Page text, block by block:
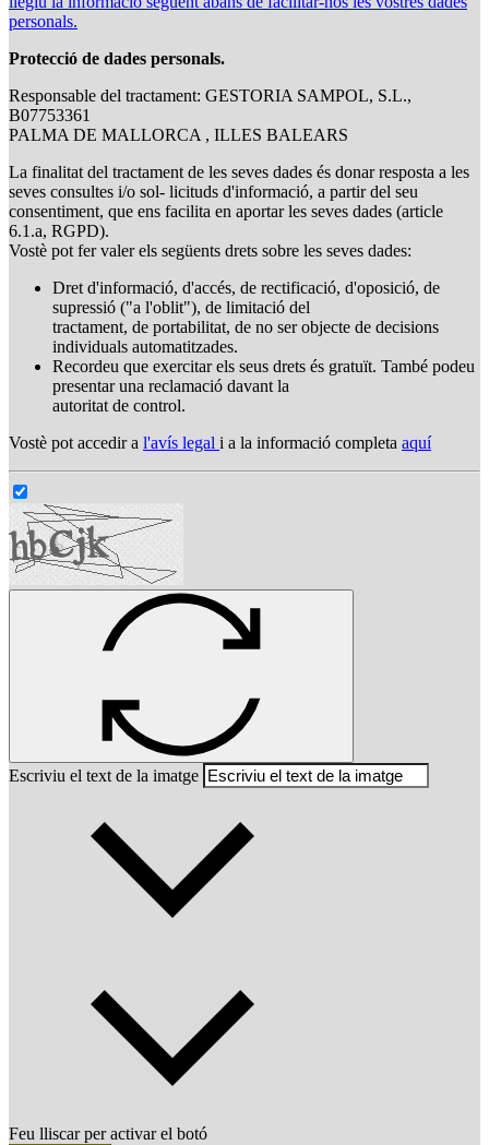
personals.
Protecció de dades personals.
Responsable del tractament: GESTORIA SAMPOL, S.L.,
B07753361
PALMA DE MALLORCA , ILLES BALEARS
La finalitat del tractament de les seves dades és donar resposta a les
seves consultes i/o sol- licituds d'informació, a partir del seu
consentiment, que ens facilita en aportar les seves dades (article
6.1.a, RGPD).
Vostè pot fer valer els següents drets sobre les seves dades:
Dret d'informació, d'accés, de rectificació, d'oposició, de
supressió ("a l'oblit"), de limitació del
tractament, de portabilitat, de no ser objecte de decisions
individuals automatitzades.
Recordeu que exercitar els seus drets és gratuït. També podeu
presentar una reclamació davant la
autoritat de control.
Vostè pot accedir a l'avís legal i a la informació completa aquí
Escriviu el text de la imatge
Feu lliscar per activar el botó